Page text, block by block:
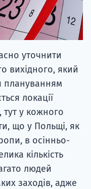
уточнити
вихідного, який
плануванням
локації
у кожного
що у Польщі, як
в осінньо-
кількість
людей
заходів, адже